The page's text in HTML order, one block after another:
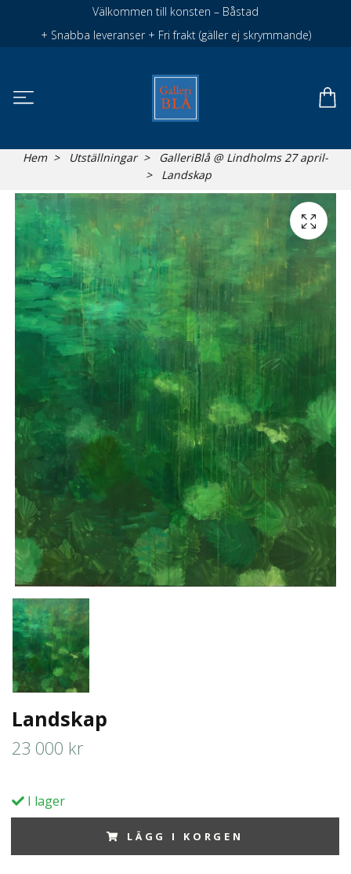
Välkommen till konsten – Båstad
+ Snabba leveranser + Fri frakt (gäller ej skrymmande)
Hem Utställningar
GalleriBlå @ Lindholms 27 april-
Landskap
Landskap
23 000 kr
I lager
LÄGG I KORGEN